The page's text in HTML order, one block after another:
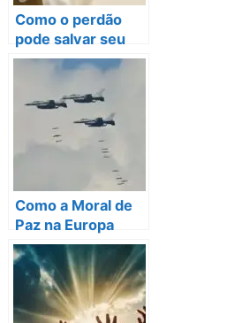
Como o perdão
pode salvar seu
relacionamento
após uma traição?
Como a Moral de
Paz na Europa
Supera Novos
Desafios em
2025?